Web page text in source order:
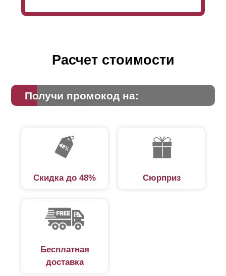
Расчет стоимости
Получи промокод на:
Скидка до 48% Сюрприз
Бесплатная
доставка